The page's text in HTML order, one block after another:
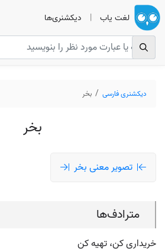
لغت یاب | دیکشنری‌ها
دیکشنری فارسی بخر
بخر
تصویر معنی بخر
مترادف‌ها
خریداری کن، تهیه کن